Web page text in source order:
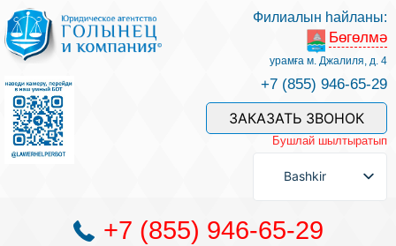
Беҙҙең белгестәр һәм хеҙмәттәр
Хеҙмәт хаҡын түләү
Һорау биреү
Бәйләнеш
Филиалын һайланы:
Бөгөлмә
урамға м. Джалиля, д. 4
+7 (855) 946-65-29
ЗАКАЗАТЬ ЗВОНОК
Бушлай шылтыратып
Bashkir
+7 (855) 946-65-29